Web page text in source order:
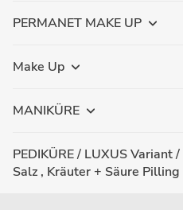
PERMANET MAKE UP
Make Up
MANIKÜRE
PEDIKÜRE / LUXUS Variant / inkl. Fussbad mit Based